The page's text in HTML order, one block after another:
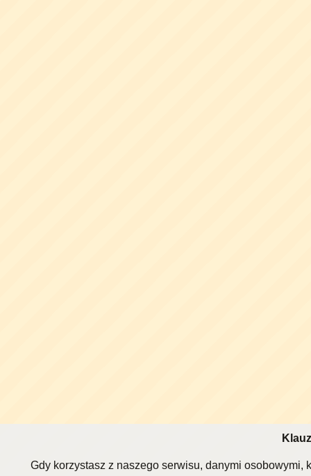
Gdy korzystasz z naszego serwisu, danymi osobowymi,